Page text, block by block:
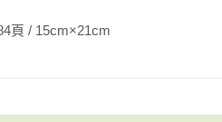
384頁 / 15cm×21cm